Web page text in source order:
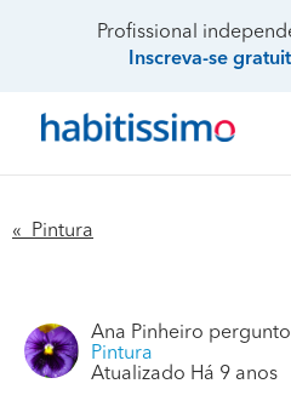
Profissional
Inscreva-se
« Pintura
Ana Pinheiro
Pintura
Atualizado Há 9 anos